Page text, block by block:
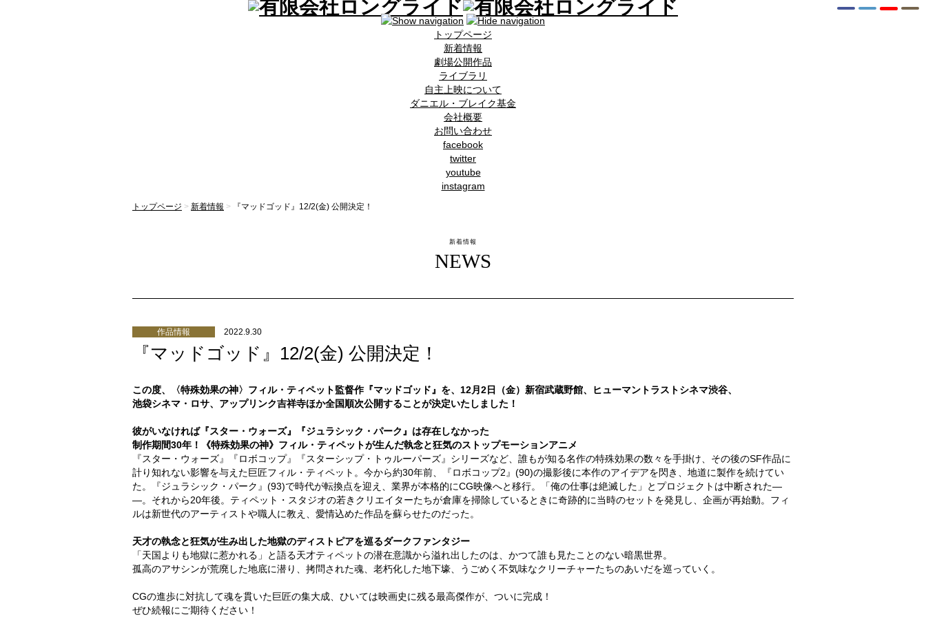
トップページ
新着情報
劇場公開作品
ライブラリ
自主上映について
ダニエル・ブレイク基金
会社概要
お問い合わせ
facebook
twitter
youtube
instagram
トップページ > 新着情報 > 『マッドゴッド』12/2(金) 公開決定！
新着情報
NEWS
作品情報 2022.9.30
『マッドゴッド』12/2(金) 公開決定！
この度、〈特殊効果の神〉フィル・ティペット監督作『マッドゴッド』を、12月2日（金）新宿武蔵野館、ヒューマントラストシネマ渋谷、
池袋シネマ・ロサ、アップリンク吉祥寺ほか全国順次公開することが決定いたしました！
彼がいなければ『スター・ウォーズ』『ジュラシック・パーク』は存在しなかった
制作期間30年！《特殊効果の神》フィル・ティペットが生んだ執念と狂気のストップモーションアニメ
『スター・ウォーズ』『ロボコップ』『スターシップ・トゥルーパーズ』シリーズなど、誰もが知る名作の特殊効果の数々を手掛け、その後のSF作品に
計り知れない影響を与えた巨匠フィル・ティペット。今から約30年前、『ロボコップ2』(90)の撮影後に本作のアイデアを閃き、地道に製作を続けてい
た。『ジュラシック・パーク』(93)で時代が転換点を迎え、業界が本格的にCG映像へと移行。「俺の仕事は絶滅した」とプロジェクトは中断された―
―。それから20年後。ティペット・スタジオの若きクリエイターたちが倉庫を掃除しているときに奇跡的に当時のセットを発見し、企画が再始動。フィ
ルは新世代のアーティストや職人に教え、愛情込めた作品を蘇らせたのだった。
天才の執念と狂気が生み出した地獄のディストピアを巡るダークファンタジー
「天国よりも地獄に惹かれる」と語る天才ティペットの潜在意識から溢れ出したのは、かつて誰も見たことのない暗黒世界。
孤高のアサシンが荒廃した地底に潜り、拷問された魂、老朽化した地下壕、うごめく不気味なクリーチャーたちのあいだを巡っていく。
CGの進歩に対抗して魂を貫いた巨匠の集大成、ひいては映画史に残る最高傑作が、ついに完成！
ぜひ続報にご期待ください！